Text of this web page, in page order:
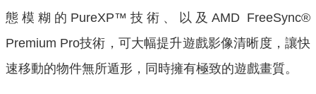
態模糊的PureXP™技術、以及AMD FreeSync®
Premium Pro技術，可大幅提升遊戲影像清晰度，讓快
速移動的物件無所遁形，同時擁有極致的遊戲畫質。